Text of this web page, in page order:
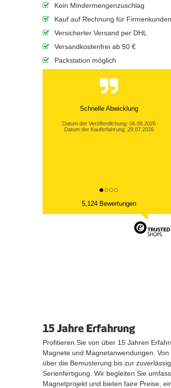
Kein Mindermengenzuschlag
Kauf auf Rechnung für Firmenkunden
Versicherter Versand per DHL
Versandkostenfrei ab 50 €
Packstation möglich
Schnelle Abwicklung
Datum der Veröffentlichung: 06.08.2026
Datum der Kauferfahrung: 29.07.2026
5,124 Bewertungen
15 Jahre Erfahrung
Profitieren Sie von über 15 Jahren
Magnete und Magnetanwendungen. Von
über die Bemusterung bis zur
Serienfertigung. Wir begleiten Sie
Magnetprojekt und bieten faire Preise,